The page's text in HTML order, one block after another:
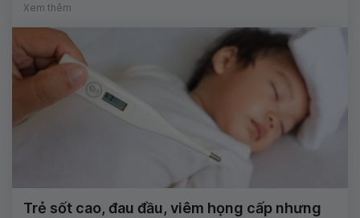
Xem thêm
Trẻ sốt cao, đau đầu, viêm họng cấp nhưng